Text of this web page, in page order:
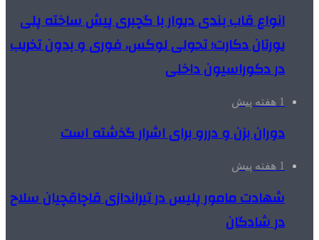
انواع قاب بندی دیوار با گچبری پیش ساخته پلی
یورتان دکارت؛ تحولی لوکس، فوری و بدون تخریب
در دکوراسیون داخلی
1 هفته پیش
دوران بزن و دررو برای اشرار گذشته است
1 هفته پیش
شهادت مامور پلیس در تیراندازی قاچاقچیان سلاح
در شادگان